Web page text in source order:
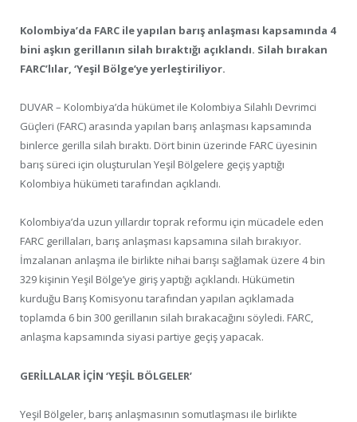
Kolombiya’da FARC ile yapılan barış anlaşması kapsamında 4
bini aşkın gerillanın silah bıraktığı açıklandı. Silah bırakan
FARC’lılar, ‘Yeşil Bölge’ye yerleştiriliyor.
DUVAR – Kolombiya’da hükümet ile Kolombiya Silahlı Devrimci
Güçleri (FARC) arasında yapılan barış anlaşması kapsamında
binlerce gerilla silah bıraktı. Dört binin üzerinde FARC üyesinin
barış süreci için oluşturulan Yeşil Bölgelere geçiş yaptığı
Kolombiya hükümeti tarafından açıklandı.
Kolombiya’da uzun yıllardır toprak reformu için mücadele eden
FARC gerillaları, barış anlaşması kapsamına silah bırakıyor.
İmzalanan anlaşma ile birlikte nihai barışı sağlamak üzere 4 bin
329 kişinin Yeşil Bölge’ye giriş yaptığı açıklandı. Hükümetin
kurduğu Barış Komisyonu tarafından yapılan açıklamada
toplamda 6 bin 300 gerillanın silah bırakacağını söyledi. FARC,
anlaşma kapsamında siyasi partiye geçiş yapacak.
GERİLLALAR İÇİN ‘YEŞİL BÖLGELER’
Yeşil Bölgeler, barış anlaşmasının somutlaşması ile birlikte